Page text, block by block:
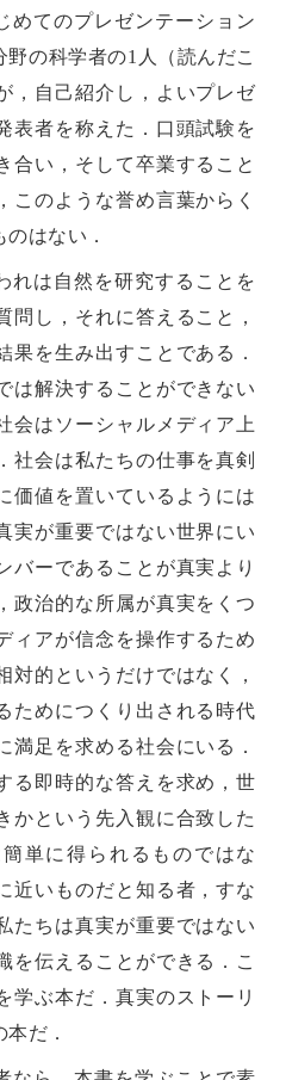
めてのプレゼンテーション
の科学者の1人（読んだこ
，自己紹介し，よいプレゼ
表者を称えた．口頭試験を
合い，そして卒業すること
このような誉め言葉からく
はない．
れは自然を研究することを
問し，それに答えること，
果を生み出すことである．
は解決することができない
会はソーシャルメディア上
社会は私たちの仕事を真剣
価値を置いているようには
実が重要ではない世界にい
バーであることが真実より
政治的な所属が真実をくつ
ィアが信念を操作するため
対的というだけではなく，
ためにつくり出される時代
満足を求める社会にいる．
る即時的な答えを求め，世
かという先入観に合致した
単に得られるものではな
近いものだと知る者，すな
たちは真実が重要ではない
を伝えることができる．こ
学ぶ本だ．真実のストーリ
だ．